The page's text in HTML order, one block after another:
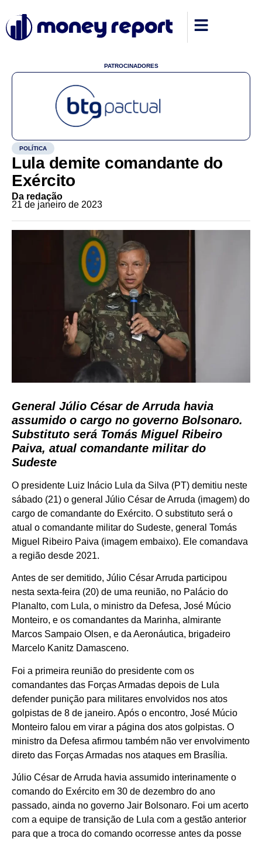
PATROCINADORES
POLÍTICA
Lula demite comandante do
Exército
Da redação
21 de janeiro de 2023
General Júlio César de Arruda havia
assumido o cargo no governo Bolsonaro.
Substituto será Tomás Miguel Ribeiro
Paiva, atual comandante militar do
Sudeste
O presidente Luiz Inácio Lula da Silva (PT) demitiu neste
sábado (21) o general Júlio César de Arruda (imagem) do
cargo de comandante do Exército. O substituto será o
atual o comandante militar do Sudeste, general Tomás
Miguel Ribeiro Paiva (imagem embaixo). Ele comandava
a região desde 2021.
Antes de ser demitido, Júlio César Arruda participou
nesta sexta-feira (20) de uma reunião, no Palácio do
Planalto, com Lula, o ministro da Defesa, José Múcio
Monteiro, e os comandantes da Marinha, almirante
Marcos Sampaio Olsen, e da Aeronáutica, brigadeiro
Marcelo Kanitz Damasceno.
Foi a primeira reunião do presidente com os
comandantes das Forças Armadas depois de Lula
defender punição para militares envolvidos nos atos
golpistas de 8 de janeiro. Após o encontro, José Múcio
Monteiro falou em virar a página dos atos golpistas. O
ministro da Defesa afirmou também não ver envolvimento
direto das Forças Armadas nos ataques em Brasília.
Júlio César de Arruda havia assumido interinamente o
comando do Exército em 30 de dezembro do ano
passado, ainda no governo Jair Bolsonaro. Foi um acerto
com a equipe de transição de Lula com a gestão anterior
para que a troca do comando ocorresse antes da posse